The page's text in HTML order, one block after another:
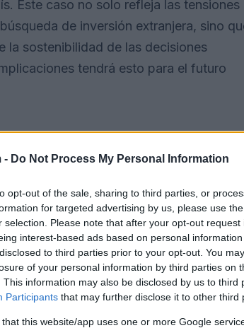
- Do Not Process My Personal Information
opt-out of the sale, sharing to third parties, or
for targeted advertising by us, please use
selection. Please note that after your opt-out
interest-based ads based on personal
to third parties prior to your opt-out. You
of your personal information by third parties on
This information may also be disclosed by us to third
Participants that may further disclose it to other third
that this website/app uses one or more Google
Este caso no solo refleja las tensiones
de inversión extranjera, sino
la sostenibilidad de las decisiones
tendrá esto para el futuro